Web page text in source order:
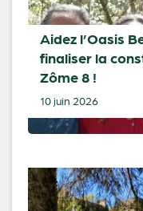
Aidez l’Oasis
finaliser la
Zôme 8 !
10 juin 2026